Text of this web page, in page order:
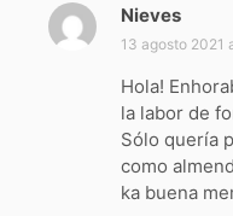
Nieves
i
e
13 agosto 2021
Hola!
la labor de
Sólo quería
como
ka buena